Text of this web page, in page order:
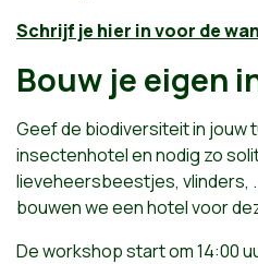
Schrijf je hier in voor de
Bouw je eigen
Geef de biodiversiteit in jouw
insectenhotel en nodig zo
lieveheersbeestjes, vlinders,
bouwen we een hotel voor
De workshop start om 14:00